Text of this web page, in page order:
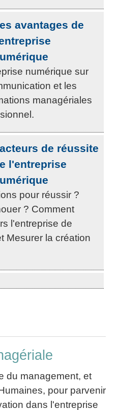
avantages de
numérique sur
et les
managériales
de réussite
l'entreprise
pour réussir ?
? Comment
l'entreprise de
Mesurer la création
du management, et
pour parvenir
dans l'entreprise